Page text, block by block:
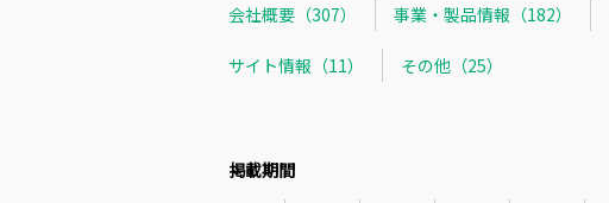
会社概要（307）
事業・製品情報（182）
サイト情報（11） その他（25）
掲載期間